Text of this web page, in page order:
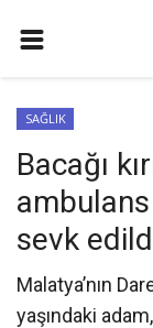
İLETIŞIM
3. SAYFA
GÜNDEM
SAĞLIK
SAĞLIK
Bacağı
sevk
Malatya’nın
yaşındaki